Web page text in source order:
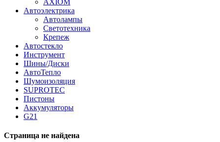
Автоэлектрика
Автолампы
Светотехника
Крепеж
Автостекло
Инструмент
Шины/Диски
АвтоТепло
Шумоизоляция
SUPROTEC
Пистоны
Аккумуляторы
G21
Страница не найдена